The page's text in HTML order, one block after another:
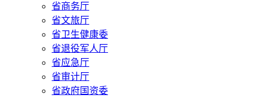
省商务厅
省文旅厅
省卫生健康委
省退役军人厅
省应急厅
省审计厅
省政府国资委